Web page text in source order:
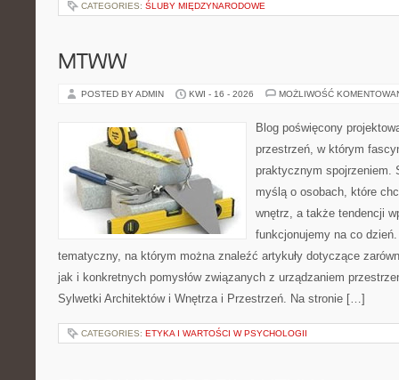
CATEGORIES: ŚLUBY MIĘDZYNARODOWE
MTWW
POSTED BY ADMIN KWI - 16 - 2026 MOŻLIWOŚĆ
Blog poświęcony
przestrzeń, w którym
praktycznym spojrzeniem.
myślą o osobach, które
wnętrz, a także tendencji
funkcjonujemy na co
tematyczny, na którym można znaleźć artykuły dotyczące
jak i konkretnych pomysłów związanych z urządzaniem
Sylwetki Architektów i Wnętrza i Przestrzeń. Na stronie […]
CATEGORIES: ETYKA I WARTOŚCI W PSYCHOLOGII